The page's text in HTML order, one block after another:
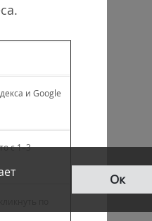
и Google
с 1–3
Ок